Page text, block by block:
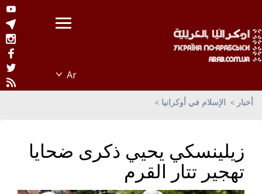
أخبار الإسلام في أوكرانيا
زيلينسكي يحيي ذكرى ضحايا
تهجير تتار القرم